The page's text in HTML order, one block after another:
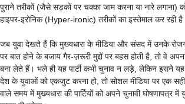
पुराने तरीकों (जैसे सड़कों पर चक्का जाम करना या नारे लगाना)
हाइपर-इरोनिक (Hyper-ironic) तरीकों का इस्तेमाल कर रही
जब युवा देखते हैं कि मुख्यधारा के मीडिया और संसद में उनके
पर बात होने के बजाय गैर-ज़रूरी मुद्दों पर बहस होती है, तो वे
बना लेते हैं। भले ही यह पार्टी कभी चुनाव न लड़े, लेकिन इसने यह
देश के युवाओं को एकजुट करना हो, तो सोशल मीडिया पर एक
वाले समय में मुख्यधारा की पार्टियों को अपने चुनावी घोषणापत्र में